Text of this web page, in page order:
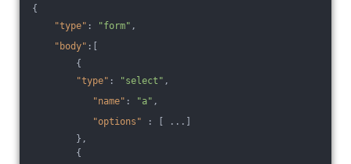
{
"type" : "form" ,
"body" :[
{
"type" : "select" ,
"name" : "a" ,
"options" : [ ...]
},
{